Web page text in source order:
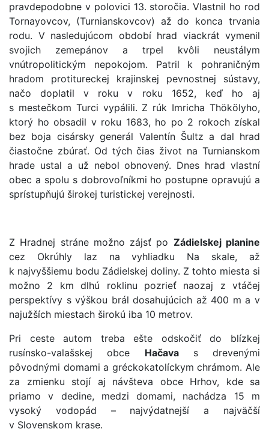
pravdepodobne v polovici 13. storočia. Vlastnil ho rod
Tornayovcov, (Turnianskovcov) až do konca trvania
rodu. V nasledujúcom období hrad viackrát vymenil
svojich zemepánov a trpel kvôli neustálym
vnútropolitickým nepokojom. Patril k pohraničným
hradom protitureckej krajinskej pevnostnej sústavy,
načo doplatil v roku v roku 1652, keď ho aj
s mestečkom Turci vypálili. Z rúk Imricha Thökölyho,
ktorý ho obsadil v roku 1683, ho po 2 rokoch získal
bez boja cisársky generál Valentín Šultz a dal hrad
čiastočne zbúrať. Od tých čias život na Turnianskom
hrade ustal a už nebol obnovený. Dnes hrad vlastní
obec a spolu s dobrovoľníkmi ho postupne opravujú a
sprístupňujú širokej turistickej verejnosti.
Z Hradnej stráne možno zájsť po Zádielskej planine
cez Okrúhly laz na vyhliadku Na skale, až
k najvyššiemu bodu Zádielskej doliny. Z tohto miesta si
možno 2 km dlhú roklinu pozrieť naozaj z vtáčej
perspektívy s výškou brál dosahujúcich až 400 m a v
najužších miestach širokú iba 10 metrov.
Pri ceste autom treba ešte odskočiť do blízkej
rusínsko-valašskej obce Hačavas drevenými
pôvodnými domami a gréckokatolíckym chrámom. Ale
za zmienku stojí aj návšteva obce Hrhov, kde sa
priamo v dedine, medzi domami, nachádza 15 m
vysoký vodopád – najvýdatnejší a najväčší
v Slovenskom krase.